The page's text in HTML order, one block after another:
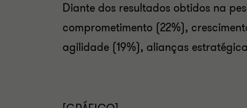
Diante dos resultados obtidos na
comprometimento (22%),
agilidade (19%), alianças